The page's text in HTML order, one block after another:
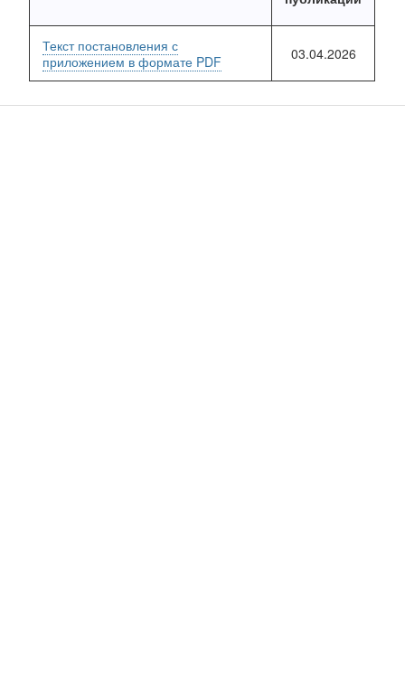
Текст постановления с
приложением в формате PDF
03.04.2026